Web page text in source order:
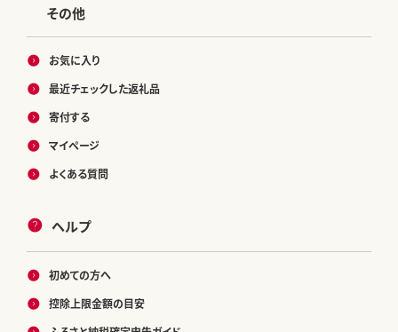
その他
お気に入り
最近チェックした返礼品
寄付する
マイページ
よくある質問
ヘルプ
初めての方へ
控除上限金額の目安